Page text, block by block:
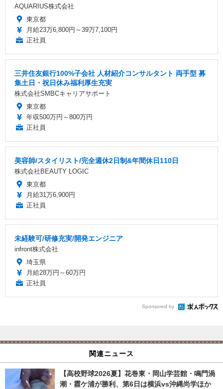
AQUARIUS株式会社
東京都
月給23万6,800円～39万7,100円
正社員
三井住友銀行100%子会社 人材紹介コンサルタント 両手型 募
集土日・祝日休み福利厚生充実
株式会社SMBCキャリアサポート
東京都
年収500万円～800万円
正社員
美容師/スタイリスト/完全週休2日制&年間休日110日
株式会社BEAUTY LOGIC
東京都
月給31万6,900円
正社員
未経験可/研修充実/開発エンジニア
infront株式会社
埼玉県
月給28万円～60万円
正社員
Sponsored by
関連ニュース
【高校野球2026夏】花巻東・岡山学芸館・鳴門渦
潮・霞ケ浦が勝利、第6日は横浜vs沖縄尚学ほか